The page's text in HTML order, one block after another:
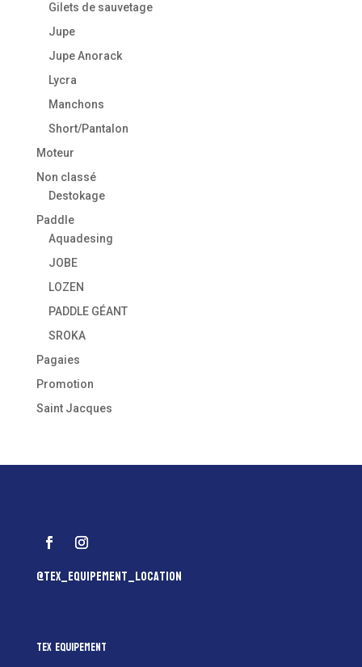
Gilets de sauvetage
Jupe
Jupe Anorack
Lycra
Manchons
Short/Pantalon
Moteur
Non classé
Destokage
Paddle
Aquadesing
JOBE
LOZEN
PADDLE GÉANT
SROKA
Pagaies
Promotion
Saint Jacques
@tex_equipement_location
Tex Equipement